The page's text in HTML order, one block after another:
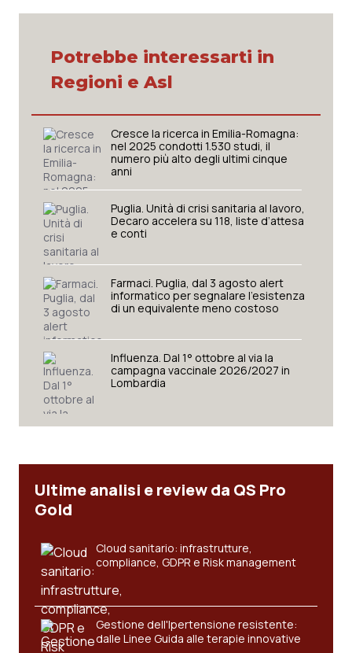
Oncologia & Nutrizione
Psoriasi & pelle
Quotidiano Cardiologia
Quotidiano Chirurgia
Quotidiano Oncologia
Quotidiano Pediatria
Rene & patologie urogenitali
Salute orale & impianti
Sangue & coagulazione
Tumore al seno
Tumori del Polmone & Testa Collo
Tumori gastrointestinali
Potrebbe interessarti in
Regioni e Asl
Cresce la ricerca in Emilia-Romagna:
nel 2025 condotti 1.530 studi, il
numero più alto degli ultimi cinque
anni
Puglia. Unità di crisi sanitaria al lavoro,
Decaro accelera su 118, liste d’attesa
e conti
Farmaci. Puglia, dal 3 agosto alert
informatico per segnalare l’esistenza
di un equivalente meno costoso
Influenza. Dal 1° ottobre al via la
campagna vaccinale 2026/2027 in
Lombardia
Ultime analisi e review da QS Pro
Gold
Cloud sanitario: infrastrutture,
compliance, GDPR e Risk management
Gestione dell'Ipertensione resistente:
dalle Linee Guida alle terapie innovative